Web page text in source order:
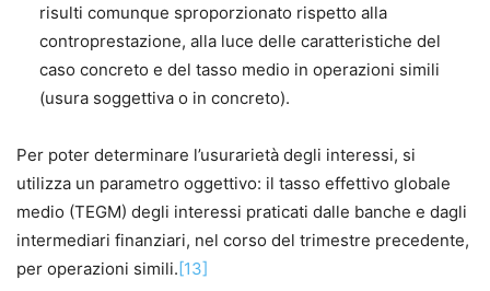
risulti comunque sproporzionato rispetto alla
controprestazione, alla luce delle caratteristiche del
caso concreto e del tasso medio in operazioni simili
(usura soggettiva o in concreto).
Per poter determinare l’usurarietà degli interessi, si
utilizza un parametro oggettivo: il tasso effettivo globale
medio (TEGM) degli interessi praticati dalle banche e dagli
intermediari finanziari, nel corso del trimestre precedente,
per operazioni simili.[13]